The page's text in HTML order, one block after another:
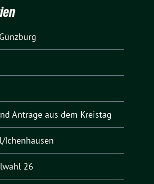
Anträge aus dem Kreistag
Ichenhausen
26